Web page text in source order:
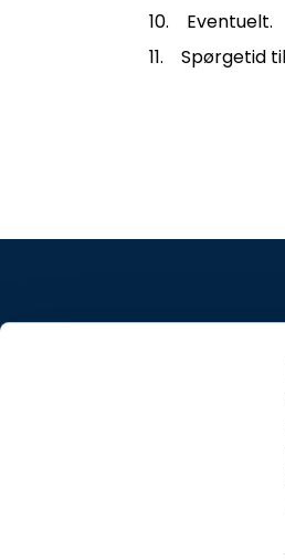
10. Eventuelt.
11. Spørgetid